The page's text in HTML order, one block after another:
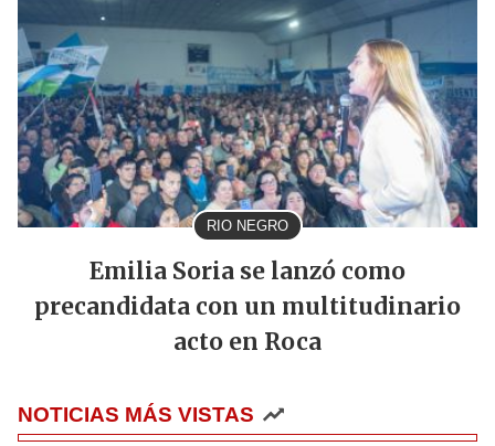
RIO NEGRO
Emilia Soria se lanzó como
precandidata con un multitudinario
acto en Roca
NOTICIAS MÁS VISTAS